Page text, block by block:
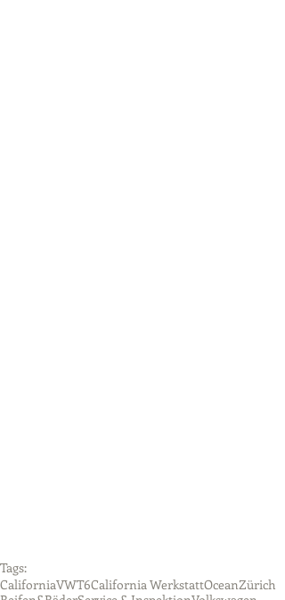
Tags:
CaliforniaVWT6California WerkstattOceanZürich